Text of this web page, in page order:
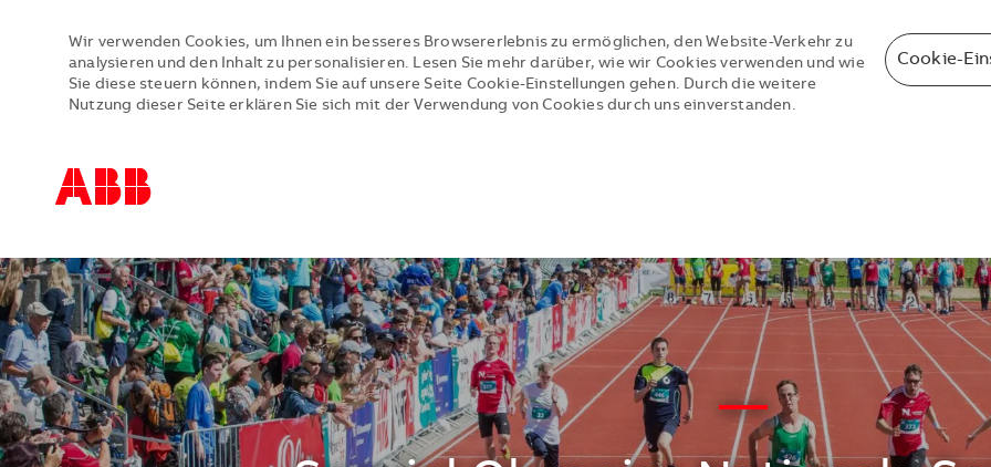
-
-
Wir verwenden Cookies, um Ihnen ein besseres Browsererlebnis zu ermöglichen, den Website-Verkehr zu
analysieren und den Inhalt zu personalisieren. Lesen Sie mehr darüber, wie wir Cookies verwenden und wie
Sie diese steuern können, indem Sie auf unsere Seite Cookie-Einstellungen gehen. Durch die weitere
Nutzung dieser Seite erklären Sie sich mit der Verwendung von Cookies durch uns einverstanden.
Cookie-
—